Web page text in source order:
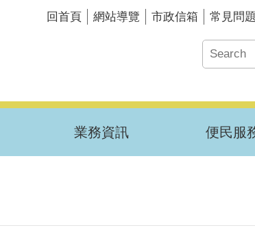
回首頁 網站導覽 市政信箱 常見問題
業務資訊 便民服